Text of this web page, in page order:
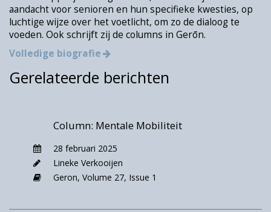
en evenmin een zuil. Wel een wachtkamer 7.
Gelukkig zagen we daar een dame achter een
loket. Deze dame wees ons de juiste
aanmeldzuil, zodat wij ons konden aanmelden
en zij wist dat wij er waren. Bovendien
vertelde ze dat 7A niet bestond en 7 de juiste
Na ons bezoek aan de verpleegkundig
naar de aanmeldzuil van wachtkamer 10. Deze
wachtkamer bestond gewoon, maar in dit
geval konden wij vooral de betreffende
aandacht voor senioren en hun specifieke kwesties, op
luchtige wijze over het voetlicht, om zo de dialoog te
voeden. Ook schrijft zij de columns in Gerōn.
Volledige biografie
Gerelateerde berichten
Column: Mentale Mobiliteit
28 februari 2025
Lineke Verkooijen
Geron, Volume 27, Issue 1